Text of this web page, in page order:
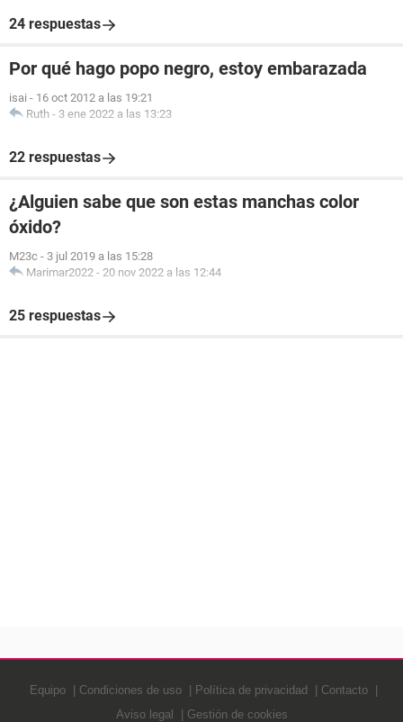
24 respuestas
Por qué hago popo negro, estoy embarazada
isai - 16 oct 2012 a las 19:21
Ruth - 3 ene 2022 a las 13:23
22 respuestas
¿Alguien sabe que son estas manchas color
óxido?
M23c - 3 jul 2019 a las 15:28
Marimar2022 - 20 nov 2022 a las 12:44
25 respuestas
Equipo Condiciones de uso Política de privacidad
Contacto
Aviso legal
Gestión de cookies